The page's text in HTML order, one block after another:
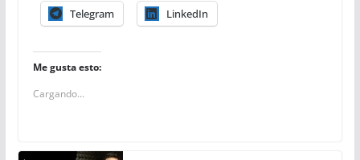
Telegram LinkedIn
Me gusta esto:
Cargando...